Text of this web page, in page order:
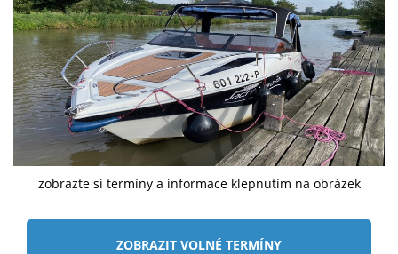
zobrazte si termíny a informace klepnutím na obrázek
ZOBRAZIT VOLNÉ TERMÍNY